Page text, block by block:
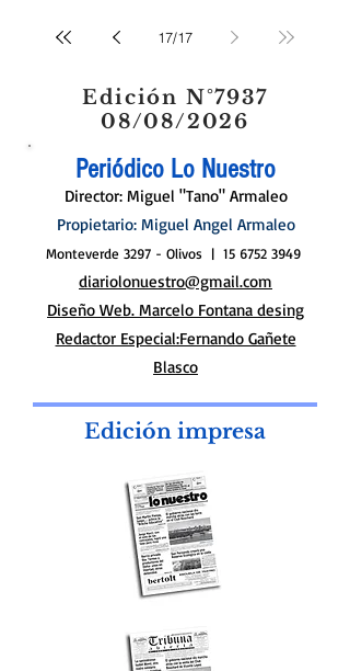
17 17
08/08/2026
Periódico Lo Nuestro
Director: Miguel "Tano" Armaleo
Propietario: Miguel Angel Armaleo
Monteverde 3297 - Olivos |15 6752 3949
diariolonuestro@gmail.com
Diseño Web. Marcelo Fontana desing
Blasco
Edición impresa